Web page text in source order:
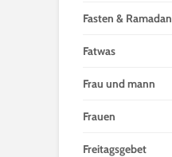
Fasten & Ramadan
Fatwas
Frau und mann
Frauen
Freitagsgebet